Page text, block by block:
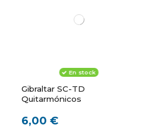
En stock
Gibraltar SC-TD
Quitarmónicos
6,00 €